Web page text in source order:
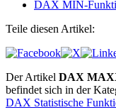
DAX MIN-
Teile diesen Artikel:
Der Artikel DAX
befindet sich in der
DAX Statistische